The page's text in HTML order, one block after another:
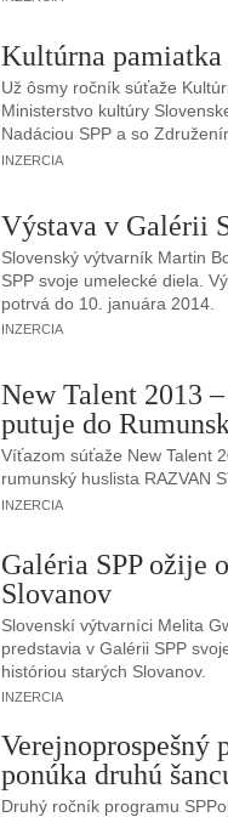
Kultúrna pamiatka
Už ôsmy ročník súťaže
Ministerstvo kultúry
Nadáciou SPP a so
INZERCIA
Výstava v Galérii
Slovenský výtvarník Martin
SPP svoje umelecké diela.
potrvá do 10. januára 2014.
INZERCIA
New Talent 2013
putuje do
Víťazom súťaže New Talent
rumunský huslista RAZVAN
INZERCIA
Galéria SPP ožije
Slovanov
Slovenskí výtvarníci Melita
predstavia v Galérii SPP
históriou starých Slovanov.
INZERCIA
Verejnoprospešný
ponúka druhú
Druhý ročník programu